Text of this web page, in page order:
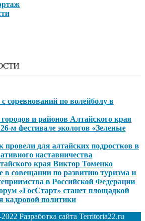
соревнований по волейболу в
и районов Алтайского края
м фестивале экологов «Зеленые
провели для алтайских подростков в
наставничества
края Виктор Томенко
в совещании по развитию туризма и
в Российской Федерации
«ГосСтарт» станет площадкой
кадровой политики
Разработка сайта Territoria22.ru